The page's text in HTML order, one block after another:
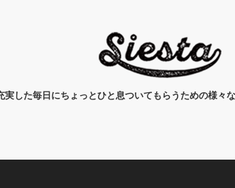
した毎日にちょっとひと息ついてもらうための様々